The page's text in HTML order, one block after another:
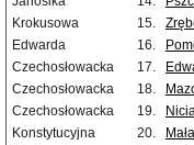
Krokusowa
15.
Edwarda
16.
Czechosłowacka
17.
Czechosłowacka
18.
Czechosłowacka
19.
Konstytucyjna
20.